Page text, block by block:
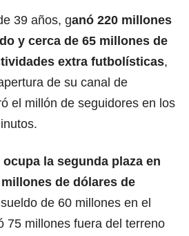
39 años, ganó 220 millones
y cerca de 65 millones de
extra futbolísticas,
de su canal de
el millón de seguidores en los
la segunda plaza en
de dólares de
de 60 millones en el
75 millones fuera del terreno